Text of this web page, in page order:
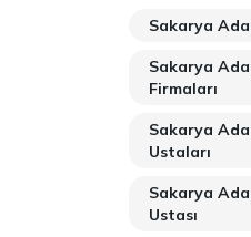
Sakarya
Sakarya
Firmaları
Sakarya
Ustaları
Sakarya
Ustası